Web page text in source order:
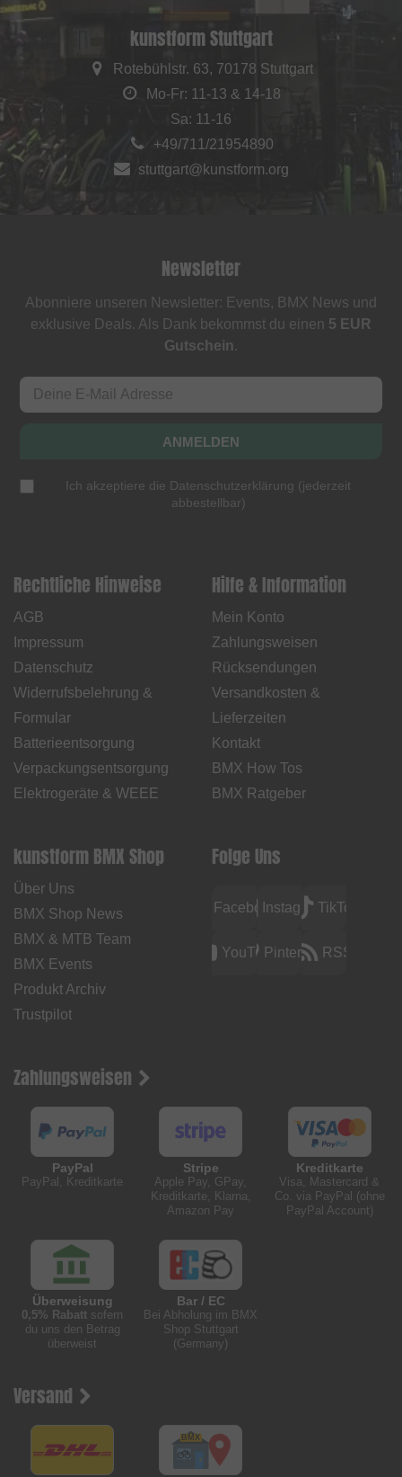
kunstform Stuttgart
Rotebühlstr. 63, 70178 Stuttgart
Mo-Fr: 11-13 & 14-18
Sa: 11-16
+49/711/21954890
stuttgart@kunstform.org
Newsletter
Abonniere unseren Newsletter: Events, BMX News und
exklusive Deals. Als Dank bekommst du einen 5 EUR
Gutschein.
ANMELDEN
Ich akzeptiere die Datenschutzerklärung (jederzeit
abbestellbar)
Rechtliche Hinweise
AGB
Impressum
Datenschutz
Widerrufsbelehrung &
Formular
Batterieentsorgung
Verpackungsentsorgung
Elektrogeräte & WEEE
Hilfe & Information
Mein Konto
Zahlungsweisen
Rücksendungen
Versandkosten &
Lieferzeiten
Kontakt
BMX How Tos
BMX Ratgeber
kunstform BMX Shop
Über Uns
BMX Shop News
BMX & MTB Team
BMX Events
Produkt Archiv
Trustpilot
Folge Uns
FacebookInstagramTikTok
YouTubePinterest RSS
Zahlungsweisen
PayPal
PayPal, Kreditkarte
Stripe
Apple Pay, GPay,
Kreditkarte, Klarna,
Amazon Pay
Kreditkarte
Visa, Mastercard &
Co. via PayPal (ohne
PayPal Account)
Überweisung
0,5% Rabatt sofern
du uns den Betrag
überweist
Bar / EC
Bei Abholung im BMX
Shop Stuttgart
(Germany)
Versand